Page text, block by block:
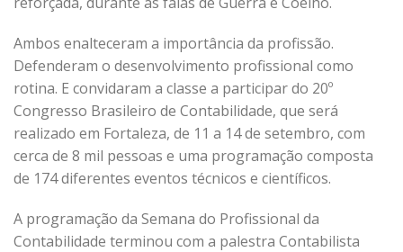
Ambos enalteceram a importância da profissão.
Defenderam o desenvolvimento profissional como
rotina. E convidaram a classe a participar do 20º
Congresso Brasileiro de Contabilidade, que será
realizado em Fortaleza, de 11 a 14 de setembro, com
cerca de 8 mil pessoas e uma programação composta
de 174 diferentes eventos técnicos e científicos.
A programação da Semana do Profissional da
Contabilidade terminou com a palestra Contabilista